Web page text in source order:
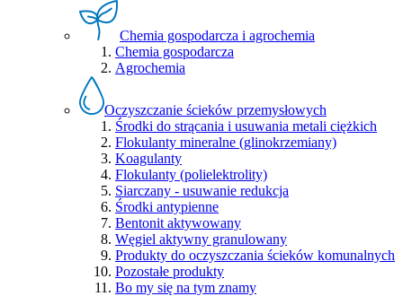
Chemia gospodarcza i agrochemia
Chemia gospodarcza
Agrochemia
Oczyszczanie ścieków przemysłowych
Środki do strącania i usuwania metali ciężkich
Flokulanty mineralne (glinokrzemiany)
Koagulanty
Flokulanty (polielektrolity)
Siarczany - usuwanie redukcja
Środki antypienne
Bentonit aktywowany
Węgiel aktywny granulowany
Produkty do oczyszczania ścieków komunalnych
Pozostałe produkty
Bo my się na tym znamy